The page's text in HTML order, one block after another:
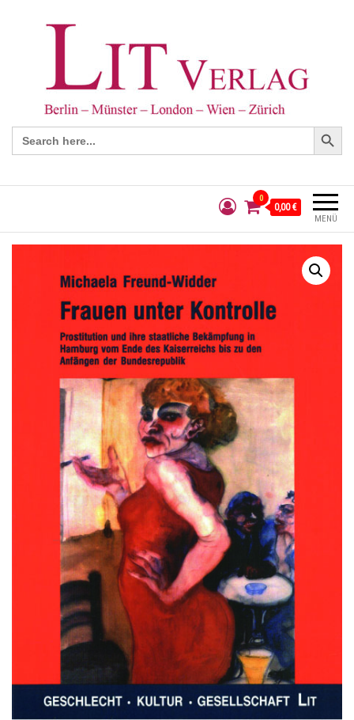
Search
for:
Search Button
MENÜ
0
0,00 €